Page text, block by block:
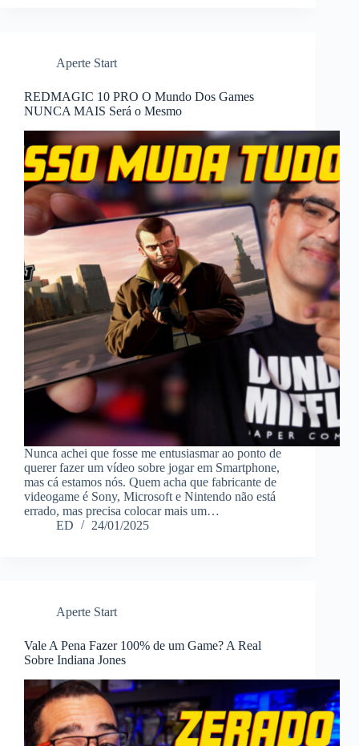
Aperte Start
REDMAGIC 10 PRO O Mundo Dos Games
NUNCA MAIS Será o Mesmo
Nunca achei que fosse me entusiasmar ao ponto de
querer fazer um vídeo sobre jogar em Smartphone,
mas cá estamos nós. Quem acha que fabricante de
videogame é Sony, Microsoft e Nintendo não está
errado, mas precisa colocar mais um…
ED
24/01/2025
Aperte Start
Vale A Pena Fazer 100% de um Game? A Real
Sobre Indiana Jones